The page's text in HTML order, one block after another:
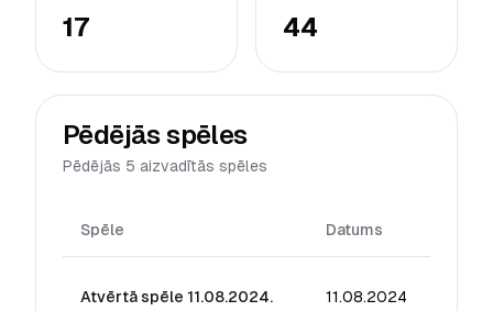
17 44
Pēdējās spēles
Pēdējās 5 aizvadītās spēles
Spēle Datums
Atvērtā spēle 11.08.2024. 11.08.2024